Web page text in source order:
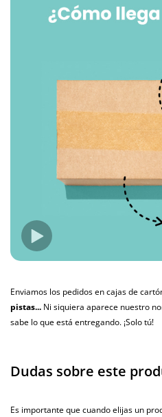
Enviamos los pedidos en cajas de
pistas... Ni siquiera aparece nuestro
sabe lo que está entregando. ¡Solo tú!
Dudas sobre este
Es importante que cuando elijas un